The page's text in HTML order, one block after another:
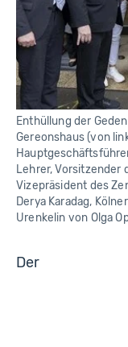
Enthüllung der
Gereonshaus (von
Lehrer, Vorsitzender
Vizepräsident des
Derya Karadag,
Urenkelin von Olga
Der